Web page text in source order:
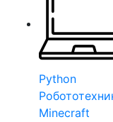
Python
Minecraft